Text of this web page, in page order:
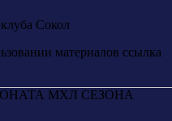
Сокол
материалов ссылка
МХЛ СЕЗОНА